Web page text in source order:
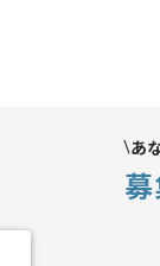
あ